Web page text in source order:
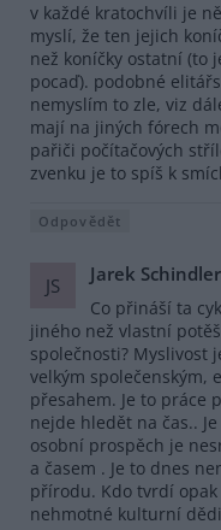
v každé kratochvíli je
myslí, že ten jejich
než koníčky ostatní (to
pocaď). podobné
nemyslím to zle, viz
mají na jiných fórech
pařiči počítačových
zvenku je to spíš k
Odpovědět
JS Jarek Schindler
Co přináší ta
jiného než vlastní
společnosti? Myslivost
velkým společenským,
přesahem. Je to práce
nejde hledět na čas..
osobní prospěch je
a časem . Je to dnes
přírodu. Kdo tvrdí opak
nehmotné kulturní